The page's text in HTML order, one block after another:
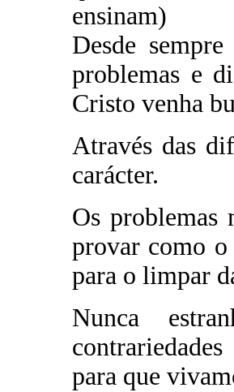
ensinam)
Desde
problemas e
Cristo venha
Através das
carácter.
Os problemas
provar como
para o limpar
Nunca
para que